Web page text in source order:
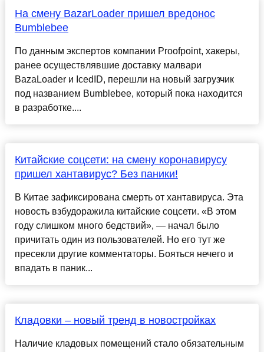
На смену BazarLoader пришел вредонос
Bumblebee
По данным экспертов компании Proofpoint, хакеры,
ранее осуществлявшие доставку малвари
BazaLoader и IcedID, перешли на новый загрузчик
под названием Bumblebee, который пока находится
в разработке....
Китайские соцсети: на смену коронавирусу
пришел хантавирус? Без паники!
В Китае зафиксирована смерть от хантавируса. Эта
новость взбудоражила китайские соцсети. «В этом
году слишком много бедствий», — начал было
причитать один из пользователей. Но его тут же
пресекли другие комментаторы. Бояться нечего и
впадать в паник...
Кладовки – новый тренд в новостройках
Наличие кладовых помещений стало обязательным